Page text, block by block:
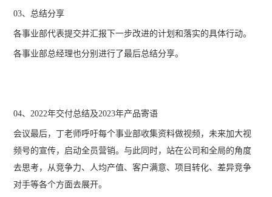
03、总结分享
各事业部代表提交并汇报下一步改进的计划和落实的具体行动。
各事业部总经理也分别进行了最后总结分享。
04、2022年交付总结及2023年产品寄语
会议最后，丁老师呼吁每个事业部收集资料做视频，未来加大视
频号的宣传，启动全员营销。与此同时，站在公司和全局的角度
去思考，从竞争力、人均产值、客户满意、项目转化、差异竞争
对手等各个方面去展开。